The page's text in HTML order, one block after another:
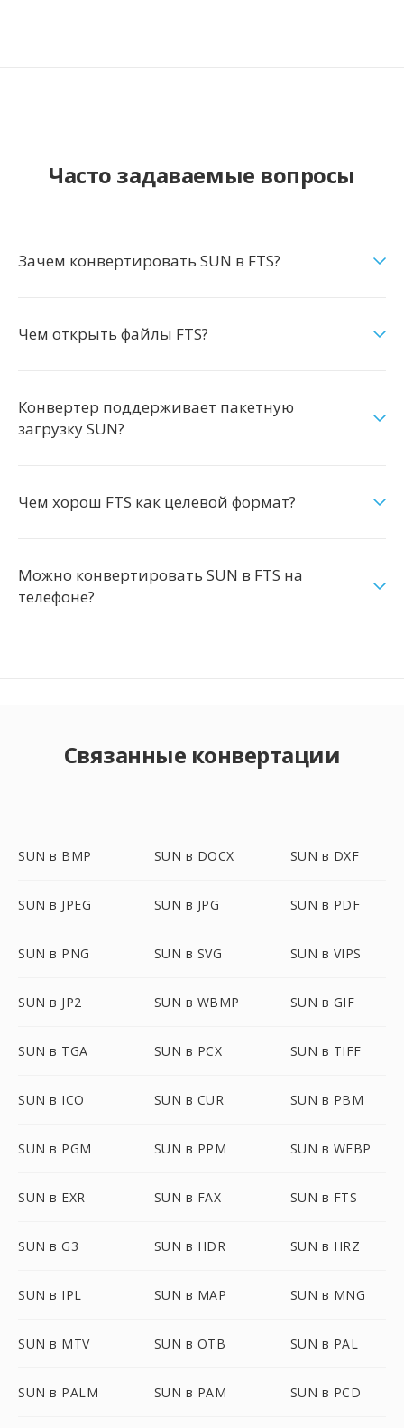
Часто задаваемые вопросы
Зачем конвертировать SUN в FTS?
Чем открыть файлы FTS?
Конвертер поддерживает пакетную
загрузку SUN?
Чем хорош FTS как целевой формат?
Можно конвертировать SUN в FTS на
телефоне?
Связанные конвертации
SUN в BMP SUN в DOCX SUN в DXF
SUN в JPEG SUN в JPG SUN в PDF
SUN в PNG SUN в SVG SUN в VIPS
SUN в JP2 SUN в WBMP SUN в GIF
SUN в TGA SUN в PCX SUN в TIFF
SUN в ICO SUN в CUR SUN в PBM
SUN в PGM SUN в PPM SUN в WEBP
SUN в EXR SUN в FAX SUN в FTS
SUN в G3 SUN в HDR SUN в HRZ
SUN в IPL SUN в MAP SUN в MNG
SUN в MTV SUN в OTB SUN в PAL
SUN в PALM SUN в PAM SUN в PCD